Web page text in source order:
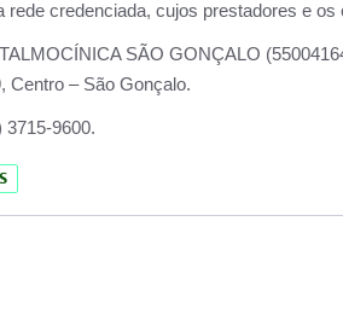
rede credenciada, cujos prestadores e
SÃO
Centro – São Gonçalo.
3715-9600.